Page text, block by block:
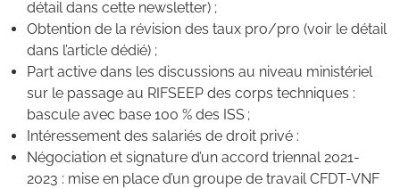
détail dans cette newsletter) ;
Obtention de la révision des taux pro/pro (voir le détail
dans l’article dédié) ;
Part active dans les discussions au niveau ministériel
sur le passage au RIFSEEP des corps techniques :
bascule avec base 100 % des ISS ;
Intéressement des salariés de droit privé :
Négociation et signature d’un accord triennal 2021-
2023 : mise en place d’un groupe de travail CFDT-VNF